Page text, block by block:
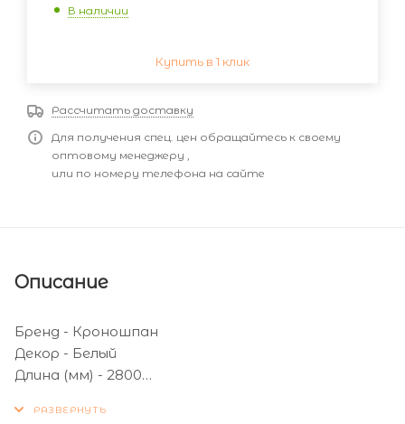
В наличии
Купить в 1 клик
Рассчитать доставку
Для получения спец. цен обращайтесь к своему
оптовому менеджеру ,
или по номеру телефона на сайте
Описание
Бренд - Кроношпан
Декор - Белый
Длина (мм) - 2800
Толщина (мм) - 3